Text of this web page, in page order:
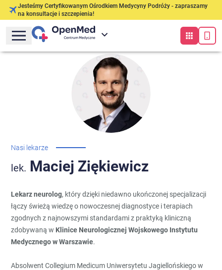
Jesteśmy Certyfikowanym Ośrodkiem Medycyny Podróży - zapraszamy
na konsultacje i szczepienia!
Nasi lekarze
lek. Maciej Ziękiewicz
Lekarz neurolog, który dzięki niedawno ukończonej specjalizacji
łączy świeżą wiedzę o nowoczesnej diagnostyce i terapiach
zgodnych z najnowszymi standardami z praktyką kliniczną
zdobywaną w Klinice Neurologicznej Wojskowego Instytutu
Medycznego w Warszawie.
Absolwent Collegium Medicum Uniwersytetu Jagiellońskiego w